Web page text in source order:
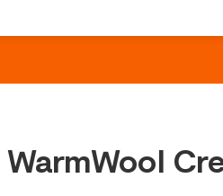
WarmWool